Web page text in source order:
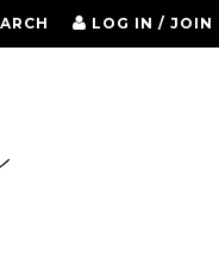
LOG IN / JOIN